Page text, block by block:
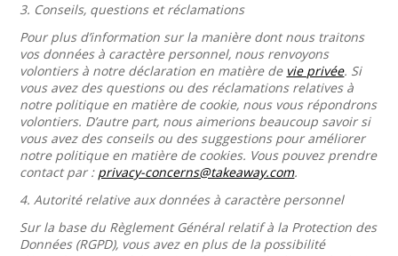
3. Conseils, questions et réclamations
Pour plus d’information sur la manière dont nous traitons
vos données à caractère personnel, nous renvoyons
volontiers à notre déclaration en matière de vie privée. Si
vous avez des questions ou des réclamations relatives à
notre politique en matière de cookie, nous vous répondrons
volontiers. D’autre part, nous aimerions beaucoup savoir si
vous avez des conseils ou des suggestions pour améliorer
notre politique en matière de cookies. Vous pouvez prendre
contact par : privacy-concerns@takeaway.com.
4.Autorité relative aux données à caractère personnel
Sur la base du Règlement Général relatif à la Protection des
Données (RGPD), vous avez en plus de la possibilité